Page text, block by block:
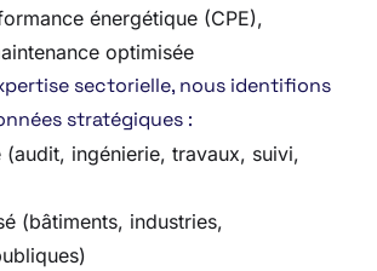
énergétique (CPE),
optimisée
sectorielle, nous identifions
stratégiques :
(audit, ingénierie, travaux, suivi,
(bâtiments, industries,